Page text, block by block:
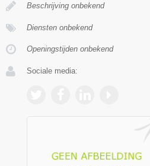
Beschrijving onbekend
Diensten onbekend
Openingstijden onbekend
Sociale media: